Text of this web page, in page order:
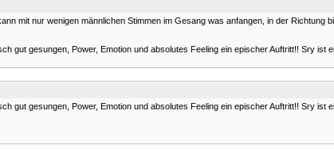
mit nur wenigen männlichen Stimmen im Gesang was anfangen, in der
gut gesungen, Power, Emotion und absolutes Feeling ein epischer Auftritt!! Sry
gut gesungen, Power, Emotion und absolutes Feeling ein epischer Auftritt!! Sry